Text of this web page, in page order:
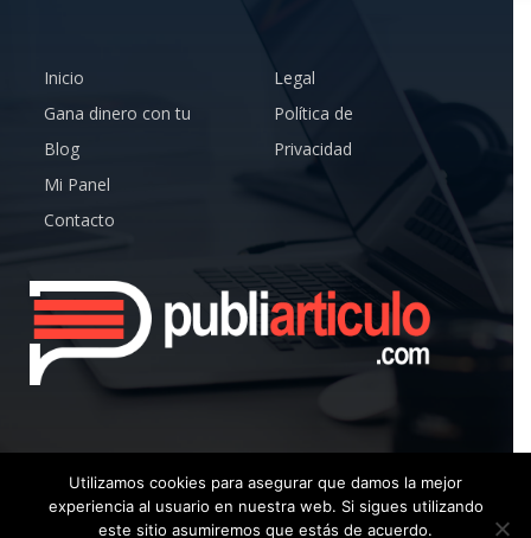
Inicio
Gana dinero con tu
Blog
Mi Panel
Contacto
Legal
Política de
Privacidad
© Copyright 2019 – Publiarticulo – Todos los Derechos
Utilizamos cookies para asegurar que damos la mejor
experiencia al usuario en nuestra web. Si sigues utilizando
este sitio asumiremos que estás de acuerdo.